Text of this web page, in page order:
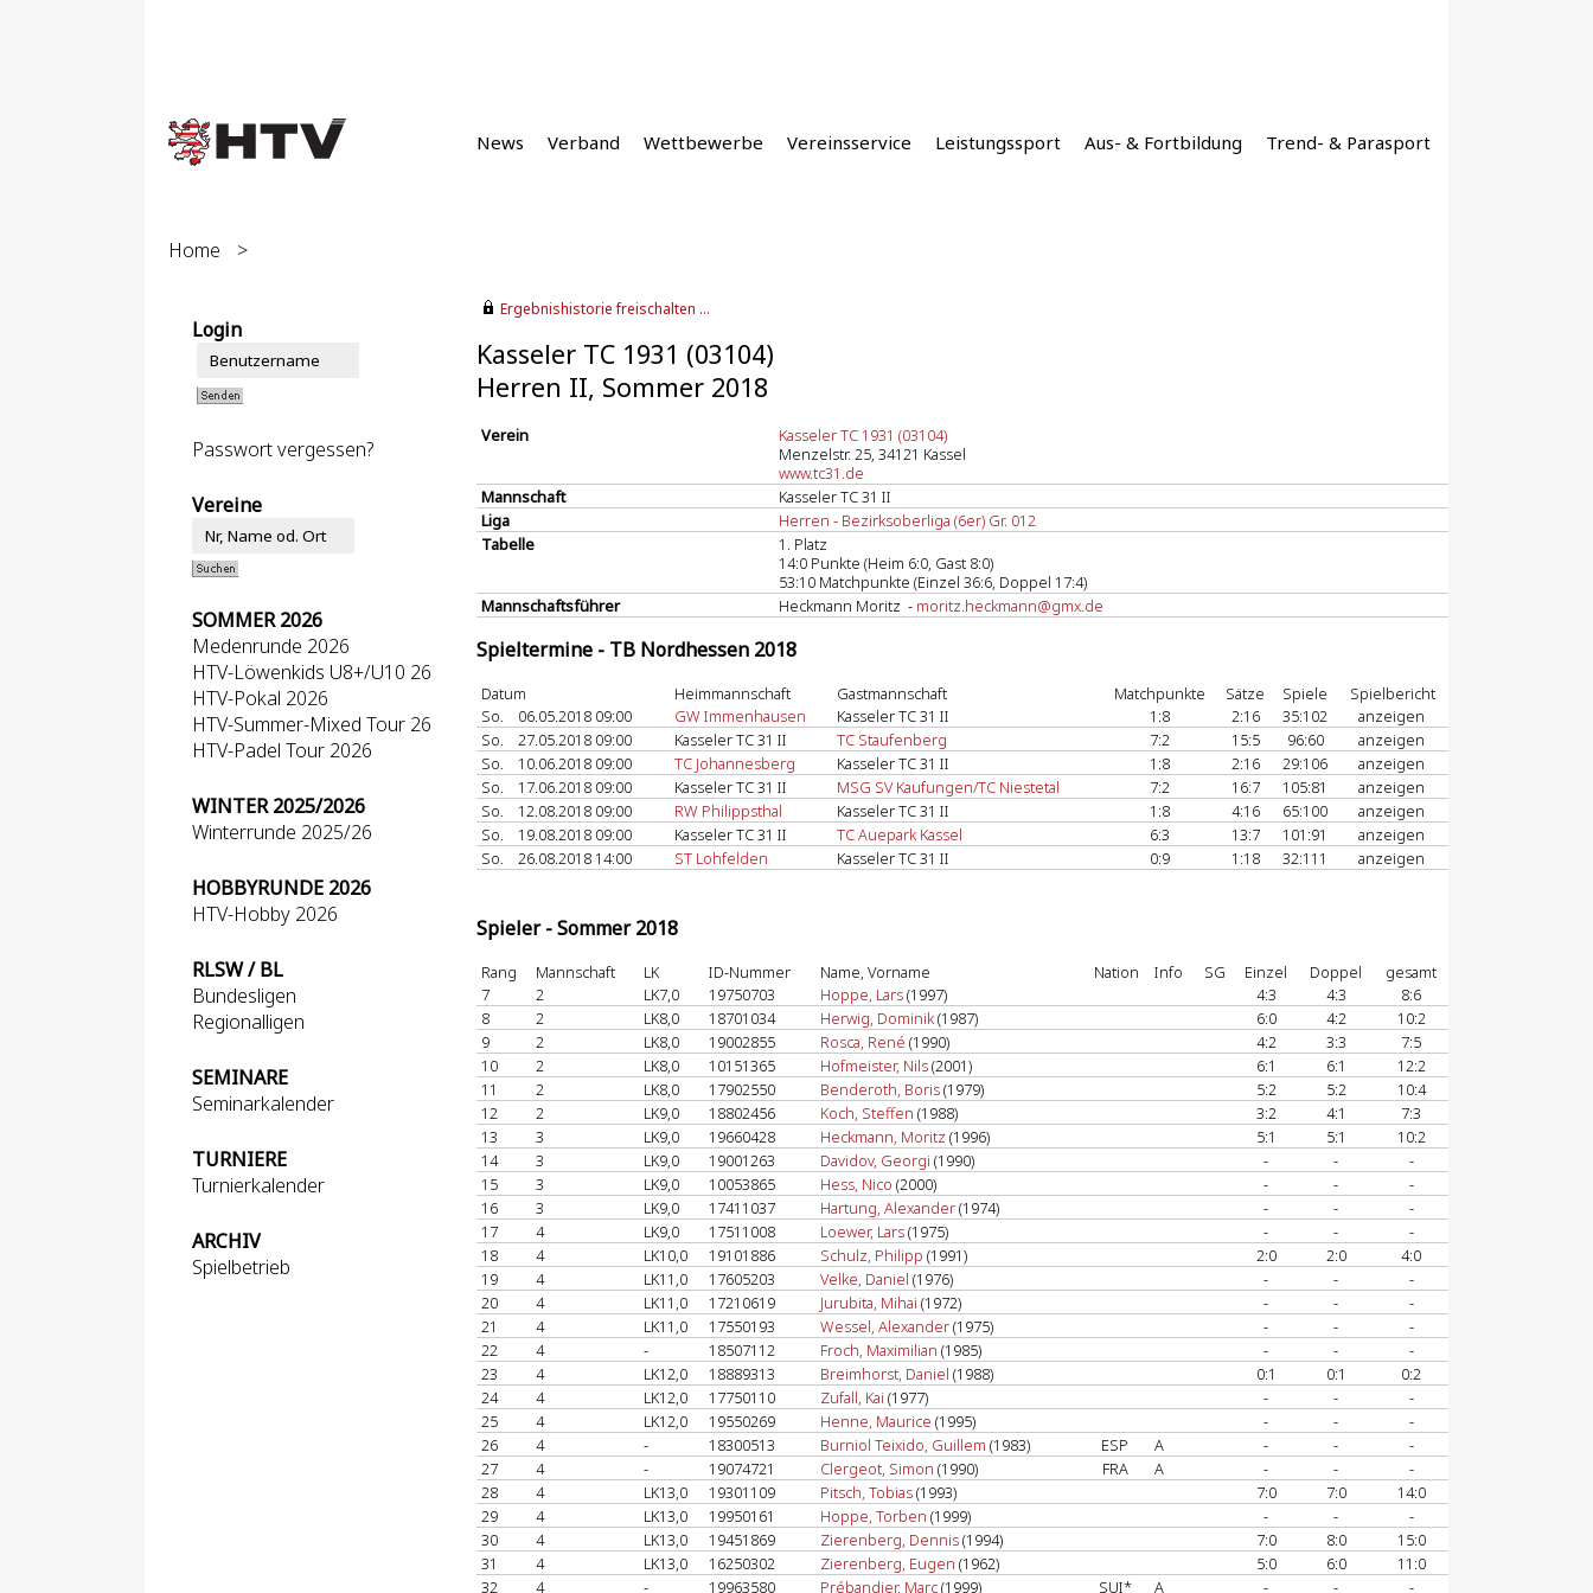
News Verband Wettbewerbe Vereinsservice Leistungssport Aus- & Fortbildung Trend- & Parasport
Home >
Login
Passwort vergessen?
Vereine
SOMMER 2026
Medenrunde 2026
HTV-Löwenkids U8+/U10 26
HTV-Pokal 2026
HTV-Summer-Mixed Tour 26
HTV-Padel Tour 2026
WINTER 2025/2026
Winterrunde 2025/26
HOBBYRUNDE 2026
HTV-Hobby 2026
RLSW / BL
Bundesligen
Regionalligen
SEMINARE
Seminarkalender
TURNIERE
Turnierkalender
ARCHIV
Spielbetrieb
Ergebnishistorie freischalten ...
Kasseler TC 1931 (03104)
Herren II, Sommer 2018
Verein
Kasseler TC 1931 (03104)
Menzelstr. 25, 34121 Kassel
www.tc31.de
Mannschaft
Kasseler TC 31 II
Liga
Herren - Bezirksoberliga (6er) Gr. 012
Tabelle
1. Platz
14:0 Punkte (Heim 6:0, Gast 8:0)
53:10 Matchpunkte (Einzel 36:6, Doppel 17:4)
Mannschaftsführer
Heckmann Moritz - moritz.heckmann@gmx.de
Spieltermine - TB Nordhessen 2018
Datum Heimmannschaft Gastmannschaft Matchpunkte Sätze Spiele
Spielbericht
So.
06.05.2018 09:00 GW Immenhausen Kasseler TC 31 II 1:8 2:16 35:102
anzeigen
So.
27.05.2018 09:00 Kasseler TC 31 II TC Staufenberg 7:2 15:5 96:60
anzeigen
So.
10.06.2018 09:00 TC Johannesberg Kasseler TC 31 II 1:8 2:16 29:106
anzeigen
So.
17.06.2018 09:00 Kasseler TC 31 II MSG SV Kaufungen/TC Niestetal 7:2 16:7 105:81
anzeigen
So.
12.08.2018 09:00 RW Philippsthal Kasseler TC 31 II 1:8 4:16 65:100
anzeigen
So.
19.08.2018 09:00 Kasseler TC 31 II TC Auepark Kassel 6:3 13:7 101:91
anzeigen
So.
26.08.2018 14:00 ST Lohfelden Kasseler TC 31 II 0:9 1:18 32:111 anzeigen
Spieler - Sommer 2018
Rang Mannschaft LK ID-Nummer Name, Vorname Nation Info SG Einzel Doppel
gesamt
7
2 LK7,0 19750703 Hoppe, Lars(1997) 4:3 4:3
8:6
8
2 LK8,0 18701034 Herwig, Dominik(1987) 6:0 4:2
10:2
9
2 LK8,0 19002855 Rosca, René (1990) 4:2 3:3
7:5
10
2 LK8,0 10151365 Hofmeister, Nils(2001) 6:1 6:1
12:2
11
2 LK8,0 17902550 Benderoth, Boris(1979) 5:2 5:2
10:4
12
2 LK9,0 18802456 Koch, Steffen (1988) 3:2 4:1
7:3
13
3 LK9,0 19660428 Heckmann, Moritz (1996) 5:1 5:1
10:2
14
3 LK9,0 19001263 Davidov, Georgi (1990) - -
-
15
3 LK9,0 10053865 Hess, Nico (2000) - -
-
16
3 LK9,0 17411037 Hartung, Alexander(1974) - -
-
17
4 LK9,0 17511008 Loewer, Lars(1975) - -
-
18
4 LK10,0 19101886 Schulz, Philipp (1991) 2:0 2:0
4:0
19
4 LK11,0 17605203 Velke, Daniel (1976) - -
-
20
4 LK11,0 17210619 Jurubita, Mihai (1972) - -
-
21
4 LK11,0 17550193 Wessel, Alexander(1975) - -
-
22
4 - 18507112 Froch, Maximilian (1985) - -
-
23
4 LK12,0 18889313 Breimhorst, Daniel (1988) 0:1 0:1
0:2
24
4 LK12,0 17750110 Zufall, Kai (1977) - -
-
25
4 LK12,0 19550269 Henne, Maurice (1995) - -
-
26
4 - 18300513 Burniol Teixido, Guillem (1983) ESP A - -
-
27
4 - 19074721 Clergeot, Simon (1990) FRA A - -
-
28
4 LK13,0 19301109 Pitsch, Tobias(1993) 7:0 7:0
14:0
29
4 LK13,0 19950161 Hoppe, Torben (1999) - -
-
30
4 LK13,0 19451869 Zierenberg, Dennis(1994) 7:0 8:0
15:0
31
4 LK13,0 16250302 Zierenberg, Eugen (1962) 5:0 6:0
11:0
32
4 - 19963580 Prébandier, Marc(1999) SUI* A - - -